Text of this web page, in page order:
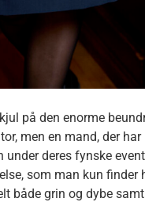
på den enorme
men en mand, der
deres fynske
som man kun finder
både grin og dybe